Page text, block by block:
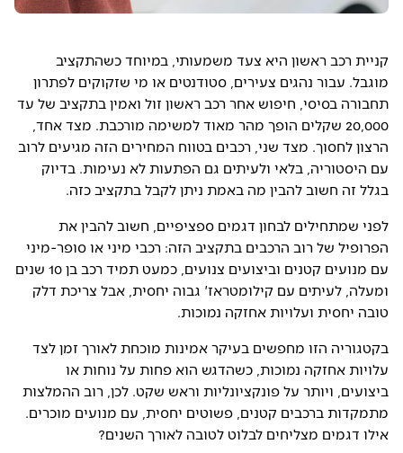
קניית רכב ראשון היא צעד משמעותי, במיוחד כשהתקציב
מוגבל. עבור נהגים צעירים, סטודנטים או מי שזקוקים לפתרון
תחבורה בסיסי, חיפוש אחר רכב ראשון זול ואמין בתקציב של עד
20,000 שקלים הופך מהר מאוד למשימה מורכבת. מצד אחד,
הרצון לחסוך. מצד שני, רכבים בטווח המחירים הזה מגיעים לרוב
עם היסטוריה, בלאי ולעיתים גם הפתעות לא נעימות. בדיוק
בגלל זה חשוב להבין מה באמת ניתן לקבל בתקציב כזה.
לפני שמתחילים לבחון דגמים ספציפיים, חשוב להבין את
הפרופיל של רוב הרכבים בתקציב הזה: רכבי מיני או סופר-מיני
עם מנועים קטנים וביצועים צנועים, כמעט תמיד רכב בן 10 שנים
ומעלה, לעיתים עם קילומטראז' גבוה יחסית, אבל צריכת דלק
טובה יחסית ועלויות אחזקה נמוכות.
בקטגוריה הזו מחפשים בעיקר אמינות מוכחת לאורך זמן לצד
עלויות אחזקה נמוכות, כשהדגש הוא פחות על נוחות או
ביצועים, ויותר על פונקציונליות וראש שקט. לכן, רוב ההמלצות
מתמקדות ברכבים קטנים, פשוטים יחסית, עם מנועים מוכרים.
אילו דגמים מצליחים לבלוט לטובה לאורך השנים?